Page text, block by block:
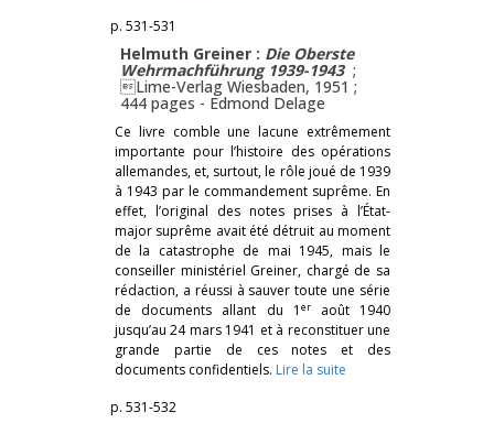
p. 531-531
Helmuth Greiner : Die Oberste
Wehrmachführung 1939-1943 ;
Lime-Verlag Wiesbaden, 1951 ;
444 pages - Edmond Delage
Ce livre comble une lacune extrêmement
importante pour l’histoire des opérations
allemandes, et, surtout, le rôle joué de 1939
à 1943 par le commandement suprême. En
effet, l’original des notes prises à l’État-
major suprême avait été détruit au moment
de la catastrophe de mai 1945, mais le
conseiller ministériel Greiner, chargé de sa
rédaction, a réussi à sauver toute une série
de documents allant du 1 eraoût 1940
jusqu’au 24 mars 1941 et à reconstituer une
grande partie de ces notes et des
documents confidentiels. Lire la suite
p. 531-532